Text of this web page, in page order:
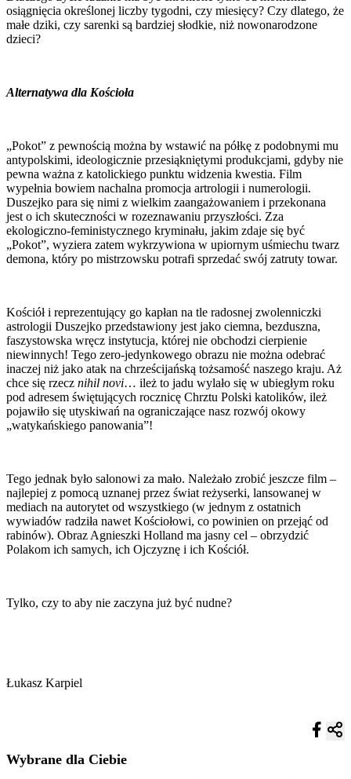
osiągnięcia określonej liczby tygodni, czy miesięcy? Czy dlatego, że
małe dziki, czy sarenki są bardziej słodkie, niż nowonarodzone
dzieci?
Alternatywa dla Kościoła
„Pokot” z pewnością można by wstawić na półkę z podobnymi mu
antypolskimi, ideologicznie przesiąkniętymi produkcjami, gdyby nie
pewna ważna z katolickiego punktu widzenia kwestia. Film
wypełnia bowiem nachalna promocja artrologii i numerologii.
Duszejko para się nimi z wielkim zaangażowaniem i przekonana
jest o ich skuteczności w rozeznawaniu przyszłości. Zza
ekologiczno-feministycznego kryminału, jakim zdaje się być
„Pokot”, wyziera zatem wykrzywiona w upiornym uśmiechu twarz
demona, który po mistrzowsku potrafi sprzedać swój zatruty towar.
Kościół i reprezentujący go kapłan na tle radosnej zwolenniczki
astrologii Duszejko przedstawiony jest jako ciemna, bezduszna,
faszystowska wręcz instytucja, której nie obchodzi cierpienie
niewinnych! Tego zero-jedynkowego obrazu nie można odebrać
inaczej niż jako atak na chrześcijańską tożsamość naszego kraju. Aż
chce się rzecz nihil novi… ileż to jadu wylało się w ubiegłym roku
pod adresem świętujących rocznicę Chrztu Polski katolików, ileż
pojawiło się utyskiwań na ograniczające nasz rozwój okowy
„watykańskiego panowania”!
Tego jednak było salonowi za mało. Należało zrobić jeszcze film –
najlepiej z pomocą uznanej przez świat reżyserki, lansowanej w
mediach na autorytet od wszystkiego (w jednym z ostatnich
wywiadów radziła nawet Kościołowi, co powinien on przejąć od
rabinów). Obraz Agnieszki Holland ma jasny cel – obrzydzić
Polakom ich samych, ich Ojczyznę i ich Kościół.
Tylko, czy to aby nie zaczyna już być nudne?
Łukasz Karpiel
Wybrane dla Ciebie